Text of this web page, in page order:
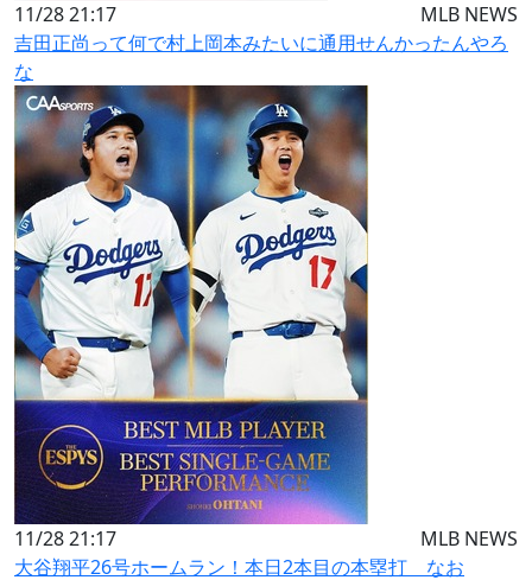
11/28 21:17
MLB NEWS
吉田正尚って何で村上岡本みたいに通用せんかったんやろ
な
11/28 21:17
MLB NEWS
大谷翔平26号ホームラン！本日2本目の本塁打 なお